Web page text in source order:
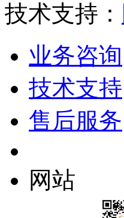
技术支持：
业务咨询
技术支持
售后服务
网站